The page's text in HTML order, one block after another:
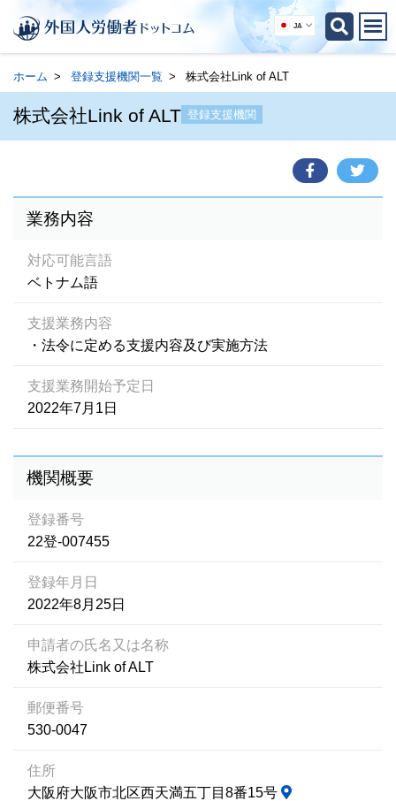
JA
ホーム 登録支援機関一覧 株式会社Link of ALT
株式会社Link of ALT 登録支援機関
業務内容
対応可能言語
ベトナム語
支援業務内容
・法令に定める支援内容及び実施方法
支援業務開始予定日
2022年7月1日
機関概要
登録番号
22登-007455
登録年月日
2022年8月25日
申請者の氏名又は名称
株式会社Link of ALT
郵便番号
530-0047
住所
大阪府大阪市北区西天満五丁目8番15号